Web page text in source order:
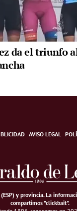
da el triunfo
AVISO LEGAL
y provincia. La
compartimos "clickbait".